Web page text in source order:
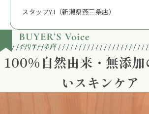
スタッフY.I（新潟県燕三条店）
100％自然由来・無添加
いスキンケア